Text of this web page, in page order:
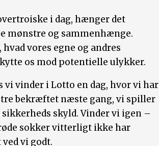
i dag, hænger det
mønstre og sammenhænge.
vores egne og andres
os mod potentielle ulykker.
vi vinder i Lotto en dag, hvor vi har
bekræftet næste gang, vi spiller
skyld. Vinder vi igen –
sokker vitterligt ikke har
vi godt.